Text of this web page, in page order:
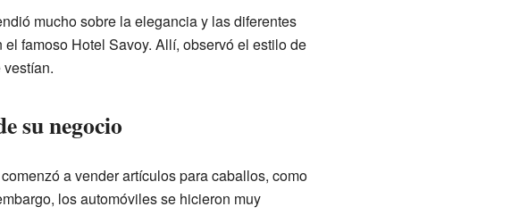
mucho sobre la elegancia y las diferentes
famoso Hotel Savoy. Allí, observó el estilo de
su negocio
a vender artículos para caballos, como
los automóviles se hicieron muy